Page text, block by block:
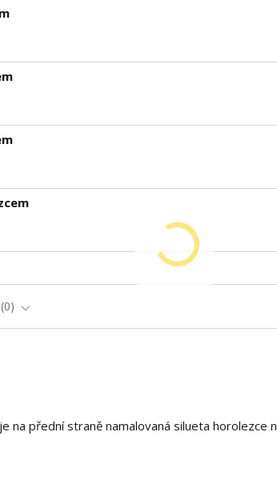
0
na přední straně namalovaná silueta horolezce